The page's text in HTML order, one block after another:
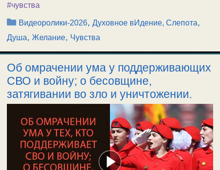
#чувства
Рубрики
Видеоролики-2026,Духовное вИдение, Слепота,
Душа, Желание, Чувства
Об омрачении ума у поддерживающих
СВО и войну; о бесовщине,
затягивании во зло и уничтожении.